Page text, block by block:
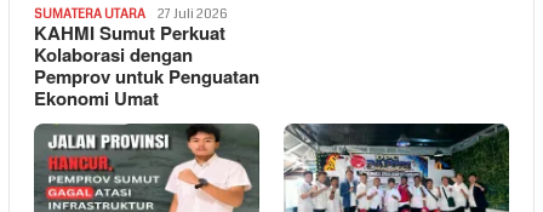
SUMATERA UTARA 27 Juli 2026
KAHMI Sumut Perkuat
Kolaborasi dengan
Pemprov untuk Penguatan
Ekonomi Umat